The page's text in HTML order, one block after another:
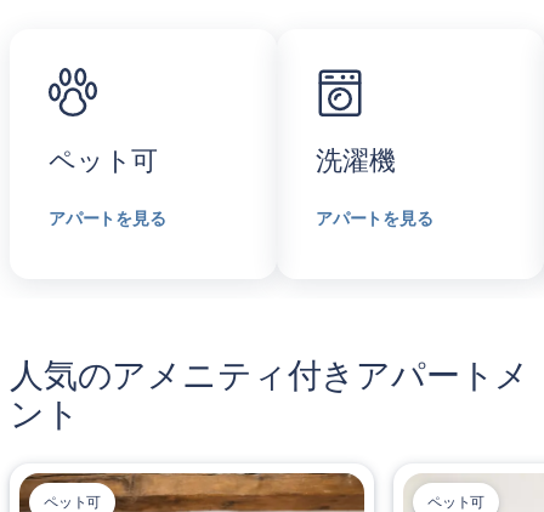
ペット可
アパートを見る
洗濯機
アパートを見る
人気のアメニティ付きアパートメ
ント
ペット可 ペット可